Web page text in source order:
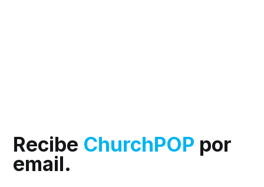
Recibe ChurchPOP por
email.